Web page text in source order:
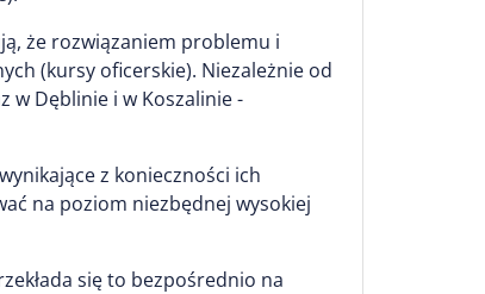
że rozwiązaniem problemu i
(kursy oficerskie). Niezależnie od
w Dęblinie i w Koszalinie -
z konieczności ich
na poziom niezbędnej wysokiej
się to bezpośrednio na